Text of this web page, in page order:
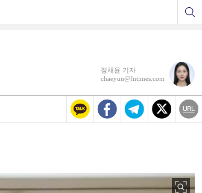
정채윤 기자
chaeyun@fntimes.com